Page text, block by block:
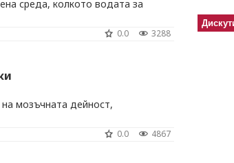
среда, колкото водата за
3288
0.0
мозъчната дейност,
4867
0.0